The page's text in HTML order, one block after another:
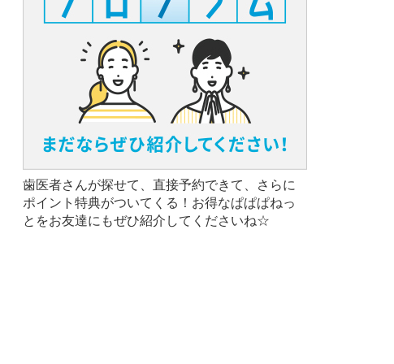
歯医者さんが探せて、直接予約できて、さらに
ポイント特典がついてくる！お得なぱぱぱねっ
とをお友達にもぜひ紹介してくださいね☆